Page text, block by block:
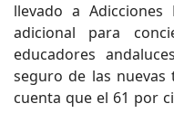
llevado a
adicional para
educadores
seguro de las nuevas
cuenta que el 61 por